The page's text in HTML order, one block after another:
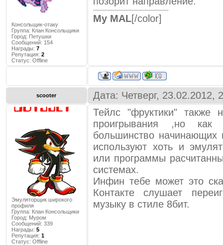
Консольщик-отаку
Группа: Клан Консольщики
Город: Петушки
Сообщений: 154
Награды: 7
Репутация: 2
Статус: Offline
My MAL[/color]
scooter Дата: Четверг,
Эмуляторщик широкого
профиля
Группа: Клан Консольщики
Город: Муром
Сообщений: 339
Награды: 5
Репутация: 1
Статус: Offline
Тейлс "фруктики" также
проигрывания ,но как
большинство
используют хоть и
или программы
системах.
Инфин тебе может это
Контакте слушает
музыку в стиле 8бит.